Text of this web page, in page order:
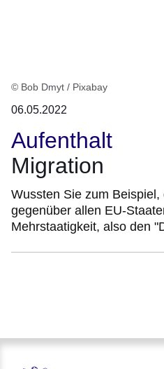
© Bob Dmyt / Pixabay
06.05.2022
Aufenthalt
Migration
Wussten Sie zum
gegenüber allen EU-
Mehrstaatigkeit, also den